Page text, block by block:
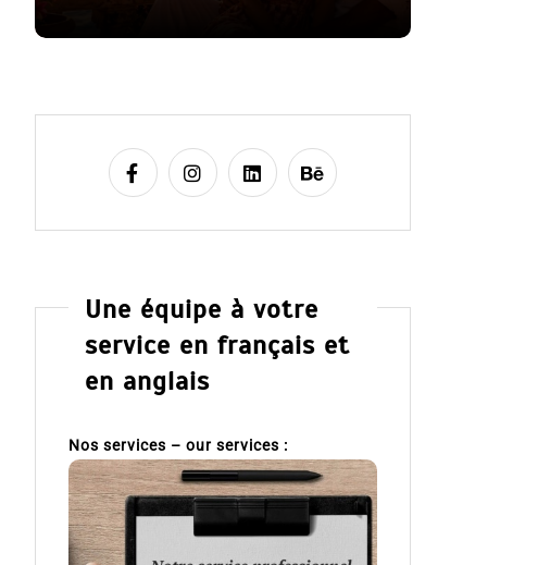
Une équipe à votre
service en français et
en anglais
Nos services – our services :